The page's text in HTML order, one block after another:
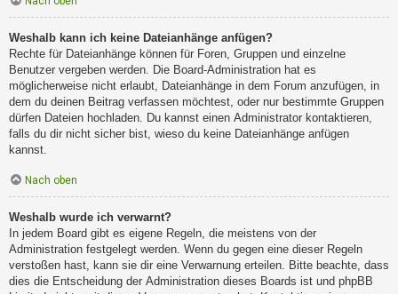
Weshalb kann ich keine Dateianhänge anfügen?
Rechte für Dateianhänge können für Foren, Gruppen und einzelne
Benutzer vergeben werden. Die Board-Administration hat es
möglicherweise nicht erlaubt, Dateianhänge in dem Forum anzufügen, in
dem du deinen Beitrag verfassen möchtest, oder nur bestimmte Gruppen
dürfen Dateien hochladen. Du kannst einen Administrator kontaktieren,
falls du dir nicht sicher bist, wieso du keine Dateianhänge anfügen
kannst.
Nach oben
Weshalb wurde ich verwarnt?
In jedem Board gibt es eigene Regeln, die meistens von der
Administration festgelegt werden. Wenn du gegen eine dieser Regeln
verstoßen hast, kann sie dir eine Verwarnung erteilen. Bitte beachte, dass
dies die Entscheidung der Administration dieses Boards ist und phpBB